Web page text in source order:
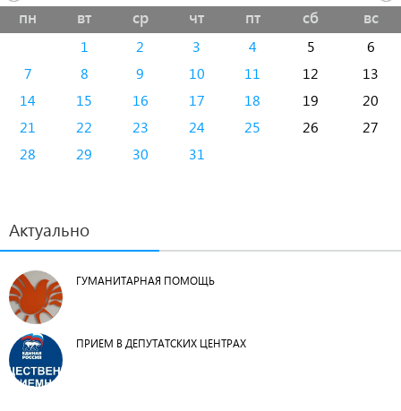
пн вт ср чт пт сб вс
1 2 3 4 5
6
7
8 9 10 11 12
13
14
15 16 17 18 19
20
21
22 23 24 25 26
27
28
29 30 31
Актуально
ГУМАНИТАРНАЯ ПОМОЩЬ
ПРИЕМ В ДЕПУТАТСКИХ ЦЕНТРАХ